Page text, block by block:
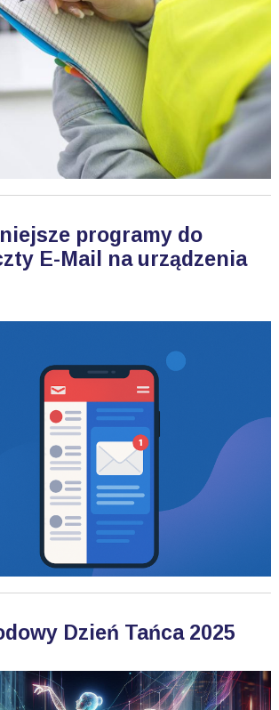
programy do
E-Mail na urządzenia
Dzień Tańca 2025